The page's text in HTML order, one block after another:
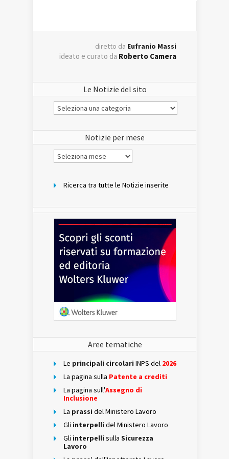
diretto da Eufranio Massi
ideato e curato da Roberto Camera
Le Notizie del sito
Le
Notizie
Notizie per mese
Notizie
per
Ricerca tra tutte le Notizie inserite
Aree tematiche
Le principali circolari INPS del 2026
La pagina sulla Patente a crediti
La pagina sull'Assegno di
Inclusione
La prassi del Ministero Lavoro
Gli interpelli del Ministero Lavoro
Gli interpelli sulla Sicurezza
Lavoro